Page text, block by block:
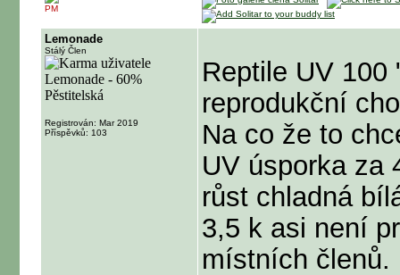
PM
Lemonade
Stálý Člen
Registrován: Mar 2019
Příspěvků: 103
Reptile UV
reprodukční
Na co že to
UV úsporka za
růst chladná
3,5 k asi není
místních členů.